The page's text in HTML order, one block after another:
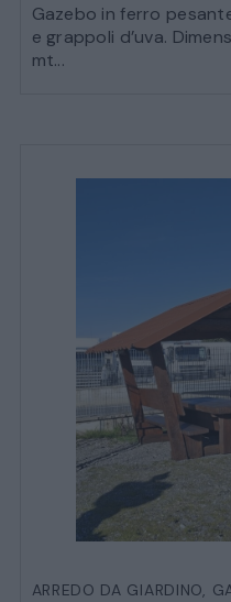
Gazebo in ferro
e grappoli d’uva.
mt...
ARREDO DA GIARDINO,